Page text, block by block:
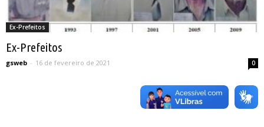
Ex-Prefeitos
Ex-Prefeitos
gsweb - 16 de fevereiro de 2021 0